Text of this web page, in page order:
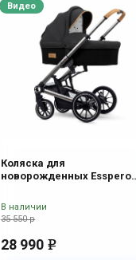
Видео
Коляска для
новорожденных Esspero
35 550 р
28 990 e
В наличии